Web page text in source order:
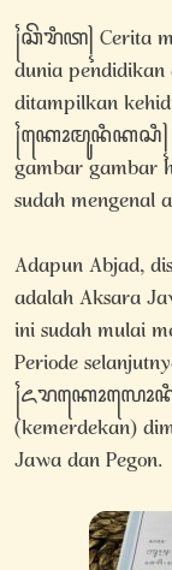
꧌ꦕꦼꦫꦶꦠ꧍ Cerita
dunia
ditampilkan
꧌ꦏꦺꦴꦩꦸꦤꦶꦏꦱꦶ꧍
gambar gambar
sudah
Adapun Abjad,
adalah Aksara
ini sudah mulai
Periode
(kemerdekan)
Jawa dan Pegon.